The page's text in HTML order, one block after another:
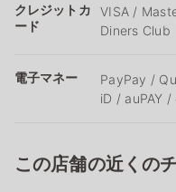
クレジットカ
ード
VISA /
Diners Club
電子マネー
PayPay /
iD / auPAY /
この店舗の近くの